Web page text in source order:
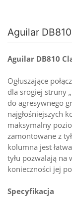
Aguilar
Aguilar DB810
Ogłuszające
dla srogiej struny
do agresywnego
najgłośniejszych
maksymalny
zamontowane z
kolumna jest
tyłu pozwalają na
konieczności jej
Specyfikacja